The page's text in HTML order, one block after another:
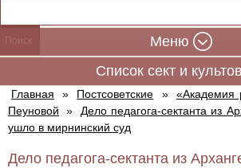
Меню
Cписок сект и культов
Главная » Постсоветские »
«Академия
Пеуновой
»
Дело педагога-сектанта из
ушло в мирнинский суд
Дело педагога-сектанта из